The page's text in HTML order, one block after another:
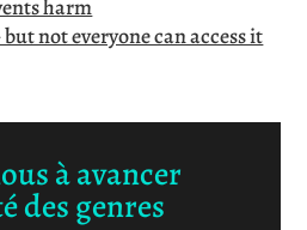
harm
not everyone can access it
à avancer
des genres